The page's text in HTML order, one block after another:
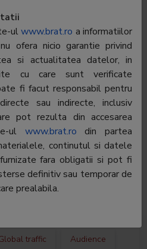
nr. 9-9A, Iride Business Park,
2, Bucuresti
20.93.400
SRL
traffic Audience
ulwww.brat.ro a informatiilor
ofera nicio garantie privind
si actualitatea datelor, in
cu care sunt verificate
fi facut responsabil pentru
sau indirecte, inclusiv
pot rezulta din accesarea
ul www.brat.ro din partea
continutul si datele
fara obligatii si pot fi
definitiv sau temporar de
prealabila.